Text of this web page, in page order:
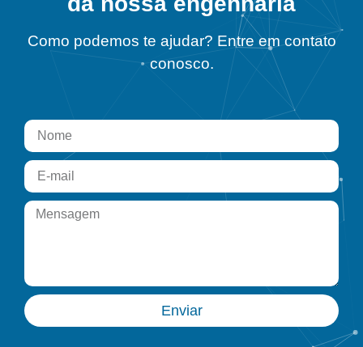
Como podemos te ajudar? Entre em contato
conosco.
Enviar